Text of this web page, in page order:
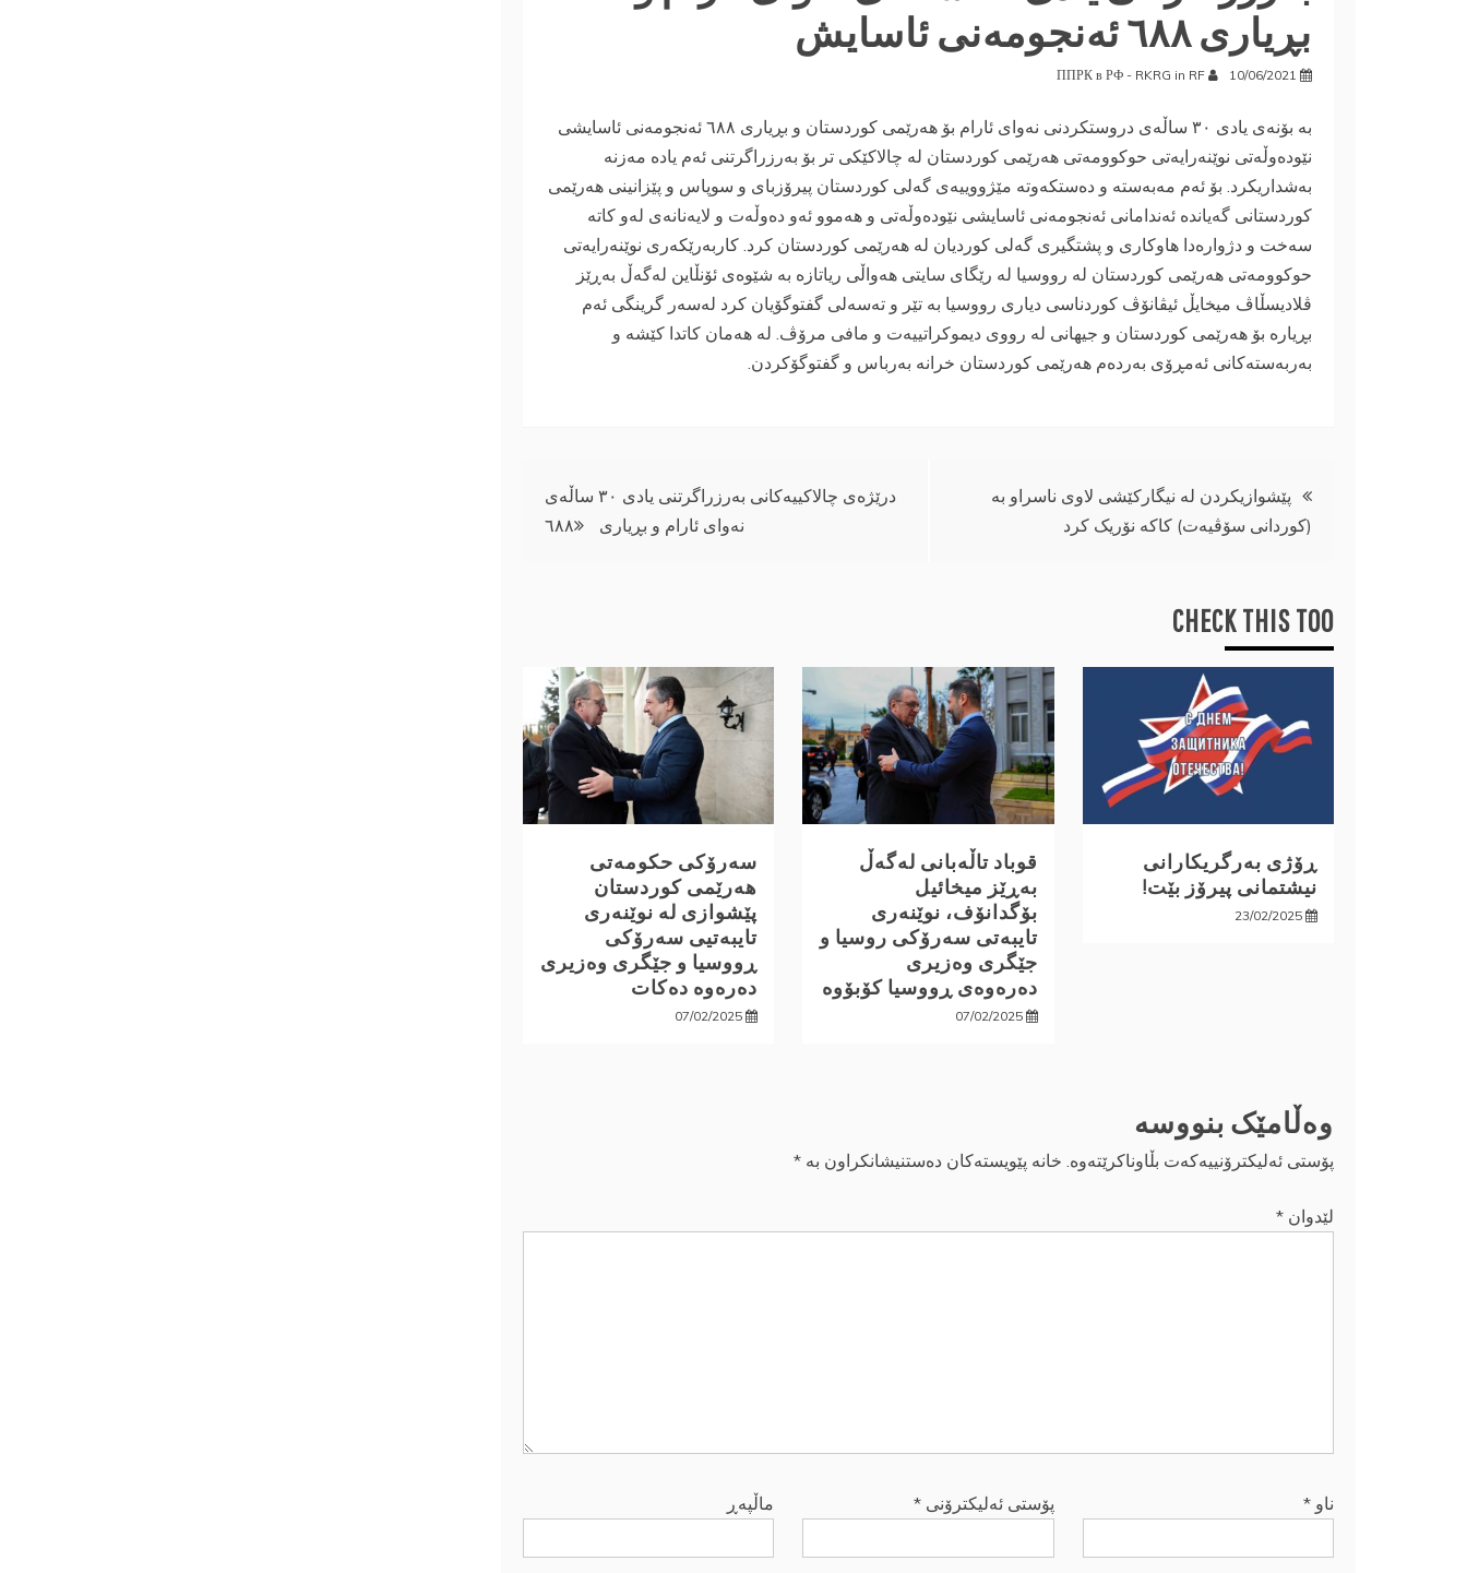
بڕیاری ٦٨٨ ئەنجومەنی ئاسایش
10/06/2021
ППРК в РФ - RKRG in RF
بە بۆنەی یادی ٣٠ ساڵەی دروستکردنی نەوای ئارام بۆ هەرێمی کوردستان و بڕیاری ٦٨٨ ئەنجومەنی ئاسایشی
نێودەوڵەتی نوێنەرایەتی حوکوومەتی هەرێمی کوردستان لە چالاکێکی تر بۆ بەرزراگرتنی ئەم یادە مەزنە
بەشداریکرد. بۆ ئەم مەبەستە و دەستکەوتە مێژووییەی گەلی کوردستان پیرۆزبای و سوپاس و پێزانینی هەرێمی
کوردستانی گەیاندە ئەندامانی ئەنجومەنی ئاسایشی نێودەوڵەتی و هەموو ئەو دەوڵەت و لایەنانەی لەو کاتە
سەخت و دژوارەدا هاوکاری و پشتگیری گەلی کوردیان لە هەرێمی کوردستان کرد. کاربەرێکەری نوێنەرایەتی
حوکوومەتی هەرێمی کوردستان لە رووسیا لە رێگای سایتی هەواڵی ریاتازە بە شێوەی ئۆنڵاین لەگەڵ بەڕێز
ڤلادیسڵاڤ میخایڵ ئیڤانۆڤ کوردناسی دیاری رووسیا بە تێر و تەسەلی گفتوگۆیان کرد لەسەر گرینگی ئەم
بڕیارە بۆ هەرێمی کوردستان و جیهانی لە رووی دیموکراتییەت و مافی مرۆڤ. لە هەمان کاتدا کێشە و
بەربەستەکانی ئەمڕۆی بەردەم هەرێمی کوردستان خرانە بەرباس و گفتوگۆکردن.
ڕێدۆزیی
بابەت
پێشوازیکردن لە نیگارکێشی لاوی ناسراو بە
(کوردانی سۆڤیەت) کاکە نۆریک کرد
درێژەی چالاکییەکانی بەرزراگرتنی یادی ٣٠ ساڵەی
نەوای ئارام و بڕیاری ٦٨٨
CHECK THIS TOO
ڕۆژی بەرگریکارانی
نیشتمانی پیرۆز بێت!
23/02/2025
قوباد تاڵەبانی لەگەڵ
بەڕێز میخائیل
بۆگدانۆف، نوێنەری
تایبەتی سەرۆکی روسیا و
جێگری وەزیری
دەرەوەی ڕووسیا کۆبۆوە
07/02/2025
سەرۆکی حکومەتی
هەرێمی کوردستان
پێشوازی لە نوێنەری
تایبەتیی سەرۆکی
ڕووسیا و جێگری وەزیری
دەرەوە دەکات
07/02/2025
وەڵامێک بنووسە
پۆستی ئەلیکترۆنییەکەت بڵاوناکرێتەوە. خانە پێویستەکان دەستنیشانکراون بە *
لێدوان *
ناو * پۆستی ئەلیکترۆنی* ماڵپه‌ڕ